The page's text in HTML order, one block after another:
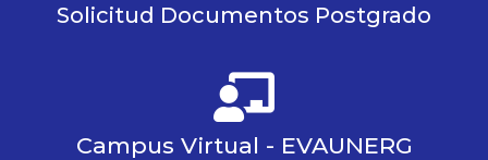
Solicitud Documentos Postgrado
Campus Virtual - EVAUNERG